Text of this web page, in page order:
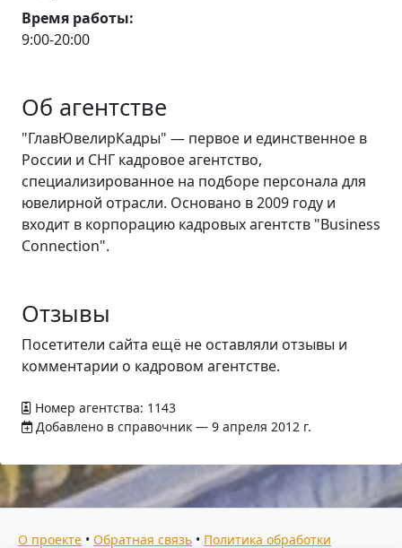
Время работы:
9:00-20:00
Об агентстве
"ГлавЮвелирКадры" — первое и единственное в
России и СНГ кадровое агентство,
специализированное на подборе персонала для
ювелирной отрасли. Основано в 2009 году и
входит в корпорацию кадровых агентств "Business
Connection".
Отзывы
Посетители сайта ещё не оставляли отзывы и
комментарии о кадровом агентстве.
Номер агентства: 1143
Добавлено в справочник — 9 апреля 2012 г.
О проекте • Обратная связь • Политика обработки